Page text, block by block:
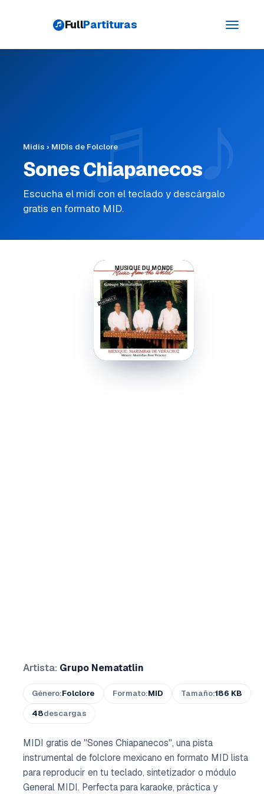
Toggle
FullPartituras
Midis › MIDIs de Folclore
Sones Chiapanecos
Escucha el midi con el teclado y descárgalo
gratis en formato MID.
Artista: Grupo Nematatlin
Género:Folclore Formato:MID Tamaño:186 KB
48descargas
MIDI gratis de "Sones Chiapanecos", una pista
instrumental de folclore mexicano en formato MID lista
para reproducir en tu teclado, sintetizador o módulo
General MIDI. Perfecta para karaoke, práctica y